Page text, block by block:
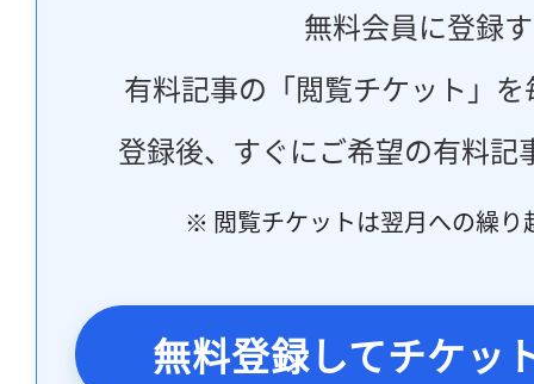
無料会員に登録
有料記事の「閲覧チケット」
登録後、すぐにご希望の有料記
※ 閲覧チケットは翌月への繰り
無料登録してチケッ